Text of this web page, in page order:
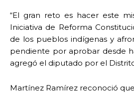
“El gran reto es hacer este
Iniciativa de Reforma
de los pueblos indígenas y
pendiente por aprobar desde
agregó el diputado por el
Martínez Ramírez reconoció